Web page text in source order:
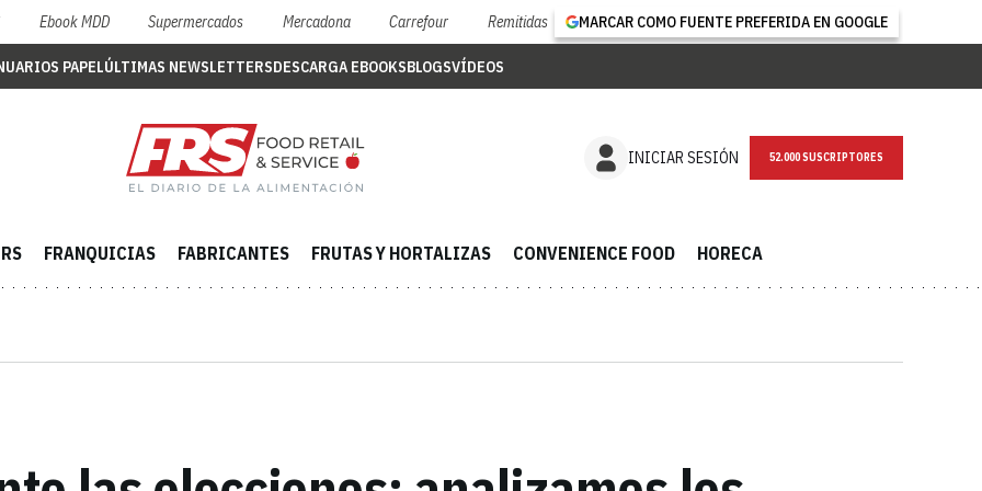
Ebook MDD Supermercados Mercadona Carrefour Remitidas MARCAR COMO FUENTE PREFERIDA EN GOOGLE
PAPELÚLTIMAS NEWSLETTERSDESCARGA EBOOKSBLOGSVÍDEOS
INICIAR SESIÓN NEWSLETTER
FRANQUICIAS FABRICANTES FRUTAS Y HORTALIZAS CONVENIENCE FOOD HORECA